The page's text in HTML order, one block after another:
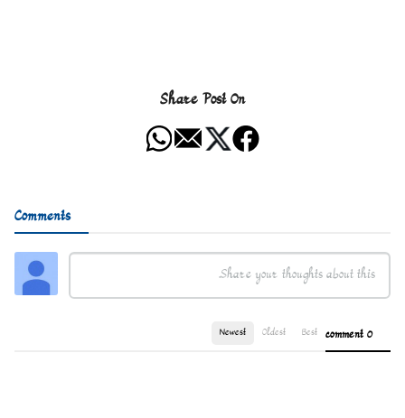
Share Post On
Comments
0 comment
Best
Oldest
Newest